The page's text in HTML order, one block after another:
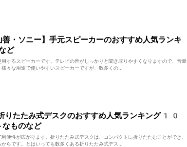
善・ソニー】手元スピーカーのおすすめ人気ランキ
ど
するスピーカーです。テレビの音がしっかりと聞き取りやすくなりますので、音量
々な用途で使いやすいスピーカーですが、数多くの...
りたたみ式デスクのおすすめ人気ランキング10
なものなど
便性が広がります。折りたたみ式デスクは、コンパクトに折りたたむことができ、
らです。とはいっても数多くある折りたたみ式デス...